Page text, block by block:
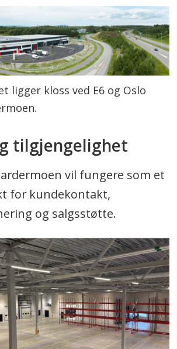
Toyotas mål om netto
innen 2033.
er generert av Labrador
av en journalist.
ligger kloss ved E6 og Oslo
tilgjengelighet
vil fungere som et
for kundekontakt,
og salgsstøtte.